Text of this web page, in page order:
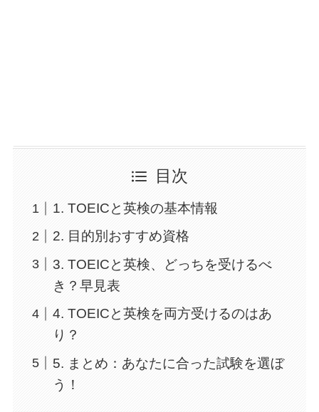
目次
1. TOEICと英検の基本情報
2. 目的別おすすめ資格
3. TOEICと英検、どっちを受けるべ
き？早見表
4. TOEICと英検を両方受けるのはあ
り？
5. まとめ：あなたに合った試験を選ぼ
う！